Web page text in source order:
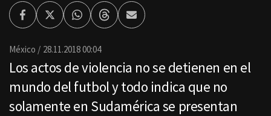
FacebookTwitterWhatsappThreadsEnviar
por
México 28.11.2018 00:04
Los actos de violencia no se detienen en el
mundo del futbol y todo indica que no
solamente en Sudamérica se presentan